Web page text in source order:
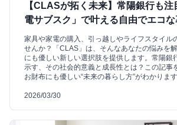
【CLASが拓く未来】常陽銀行も
電サブスク」で叶える自由でエコな
家具や家電の購入、引っ越しやライフスタイル
せんか？「CLAS」は、そんなあなたの悩みを
にも優しい新しい選択肢を提供します。常陽銀
示す、その社会的意義と成長性とは？この記事
お財布にも優しい“未来の暮らし方”がわかります
2026/03/30